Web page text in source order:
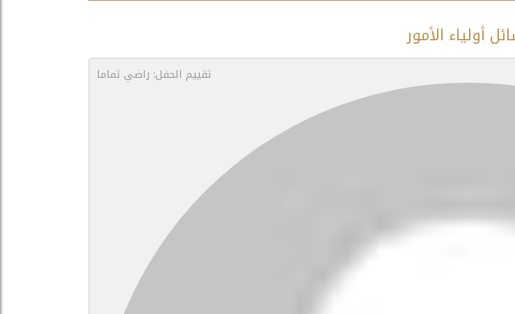
أولياء الأمور
تقييم الحفل: راضي تماما